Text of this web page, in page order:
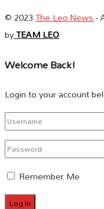
© 2023The Leo News-
byTEAM LEO
Welcome Back!
Login to your account
Remember Me